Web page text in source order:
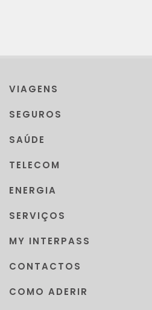
VIAGENS
SEGUROS
SAÚDE
TELECOM
ENERGIA
SERVIÇOS
MY INTERPASS
CONTACTOS
COMO ADERIR